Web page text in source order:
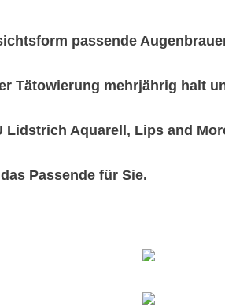
passende
Tätowierung mehrjährig halt
Lidstrich Aquarell, Lips and
Passende für Sie.